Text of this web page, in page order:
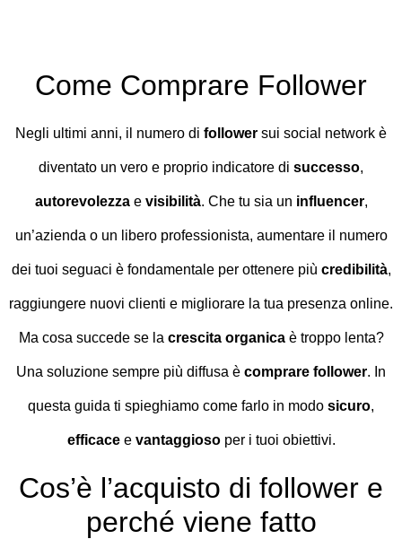
Come Comprare Follower
Negli ultimi anni, il numero di follower sui social network è
diventato un vero e proprio indicatore di successo,
autorevolezzae visibilità. Che tu sia un influencer,
un’azienda o un libero professionista, aumentare il numero
dei tuoi seguaci è fondamentale per ottenere più credibilità,
raggiungere nuovi clienti e migliorare la tua presenza online.
Ma cosa succede se la crescita organicaè troppo lenta?
Una soluzione sempre più diffusa è comprare follower. In
questa guida ti spieghiamo come farlo in modo sicuro,
efficacee vantaggiosoper i tuoi obiettivi.
Cos’è l’acquisto di follower e
perché viene fatto